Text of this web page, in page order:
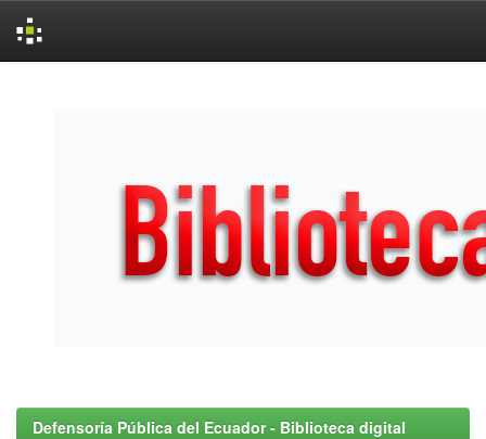
Defensoría Pública del Ecuador - Biblioteca digital